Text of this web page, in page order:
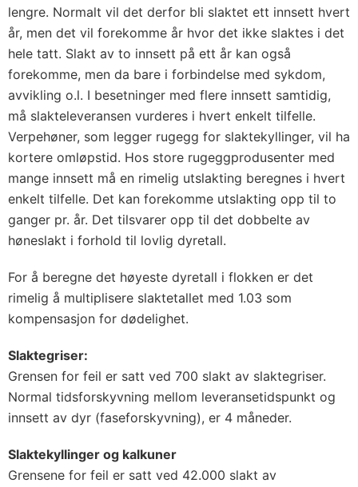
lengre. Normalt vil det derfor bli slaktet ett innsett hvert
år, men det vil forekomme år hvor det ikke slaktes i det
hele tatt. Slakt av to innsett på ett år kan også
forekomme, men da bare i forbindelse med sykdom,
avvikling o.l. I besetninger med flere innsett samtidig,
må slakteleveransen vurderes i hvert enkelt tilfelle.
Verpehøner, som legger rugegg for slaktekyllinger, vil ha
kortere omløpstid. Hos store rugeggprodusenter med
mange innsett må en rimelig utslakting beregnes i hvert
enkelt tilfelle. Det kan forekomme utslakting opp til to
ganger pr. år. Det tilsvarer opp til det dobbelte av
høneslakt i forhold til lovlig dyretall.
For å beregne det høyeste dyretall i flokken er det
rimelig å multiplisere slaktetallet med 1.03 som
kompensasjon for dødelighet.
Slaktegriser:
Grensen for feil er satt ved 700 slakt av slaktegriser.
Normal tidsforskyvning mellom leveransetidspunkt og
innsett av dyr (faseforskyvning), er 4 måneder.
Slaktekyllinger og kalkuner
Grensene for feil er satt ved 42.000 slakt av